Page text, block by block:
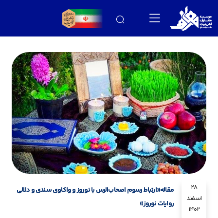
28
اسفند
1402
مقاله«ارتباط رسوم اصحاب‌الرس با نوروز و واکاوی سندی و دلالی
روایات نوروز»